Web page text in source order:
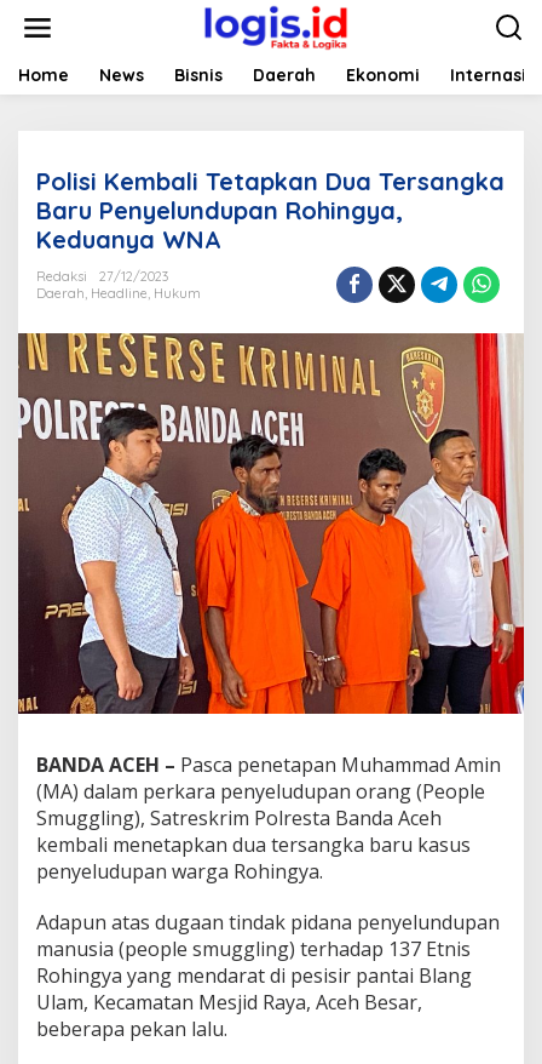
t
Home News Bisnis Daerah Ekonomi
Polisi Kembali Tetapkan Dua Tersangka
Baru Penyelundupan Rohingya,
Keduanya WNA
Redaksi
27/12/2023
Daerah, Headline, Hukum
BANDA ACEH – Pasca penetapan Muhammad Amin
(MA) dalam perkara penyeludupan orang (People
Smuggling), Satreskrim Polresta Banda Aceh
kembali menetapkan dua tersangka baru kasus
penyeludupan warga Rohingya.
Adapun atas dugaan tindak pidana penyelundupan
manusia (people smuggling) terhadap 137 Etnis
Rohingya yang mendarat di pesisir pantai Blang
Ulam, Kecamatan Mesjid Raya, Aceh Besar,
beberapa pekan lalu.